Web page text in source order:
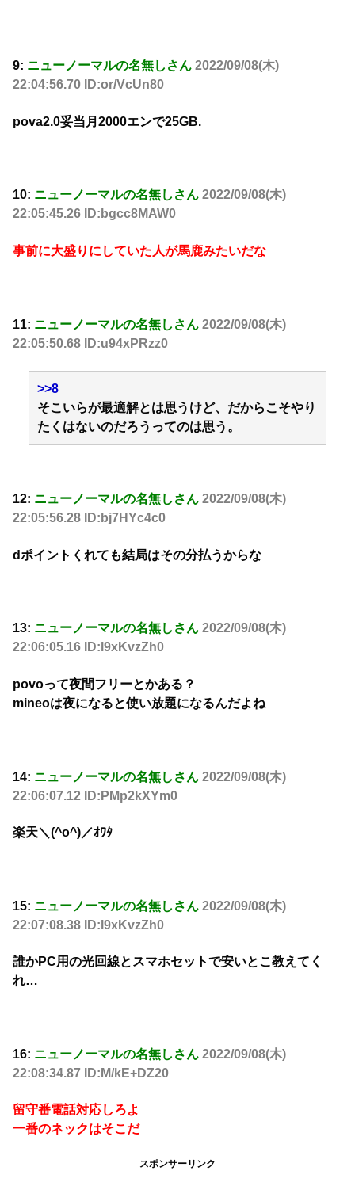
9: ニューノーマルの名無しさん 2022/09/08(木)
22:04:56.70 ID:or/VcUn80
pova2.0妥当月2000エンで25GB.
10: ニューノーマルの名無しさん 2022/09/08(木)
22:05:45.26 ID:bgcc8MAW0
事前に大盛りにしていた人が馬鹿みたいだな
11: ニューノーマルの名無しさん 2022/09/08(木)
22:05:50.68 ID:u94xPRzz0
>>8
そこいらが最適解とは思うけど、だからこそやり
たくはないのだろうってのは思う。
12: ニューノーマルの名無しさん 2022/09/08(木)
22:05:56.28 ID:bj7HYc4c0
dポイントくれても結局はその分払うからな
13: ニューノーマルの名無しさん 2022/09/08(木)
22:06:05.16 ID:l9xKvzZh0
povoって夜間フリーとかある？
mineoは夜になると使い放題になるんだよね
14: ニューノーマルの名無しさん 2022/09/08(木)
22:06:07.12 ID:PMp2kXYm0
楽天＼(^o^)／ｵﾜﾀ
15: ニューノーマルの名無しさん 2022/09/08(木)
22:07:08.38 ID:l9xKvzZh0
誰かPC用の光回線とスマホセットで安いとこ教えてく
れ…
16: ニューノーマルの名無しさん 2022/09/08(木)
22:08:34.87 ID:M/kE+DZ20
留守番電話対応しろよ
一番のネックはそこだ
スポンサーリンク